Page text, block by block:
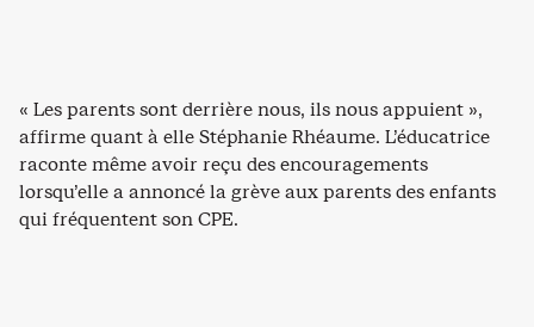
« Les parents sont derrière nous, ils nous appuient »,
affirme quant à elle Stéphanie Rhéaume. L’éducatrice
raconte même avoir reçu des encouragements
lorsqu’elle a annoncé la grève aux parents des enfants
qui fréquentent son CPE.